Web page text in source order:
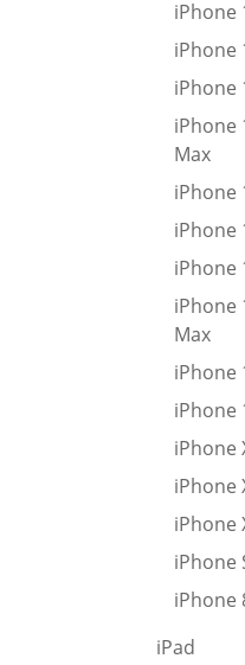
iPhone
iPhone
iPhone
iPhone
Max
iPhone
iPhone
iPhone
iPhone
Max
iPhone
iPhone
iPhone
iPhone
iPhone
iPhone
iPhone
iPad